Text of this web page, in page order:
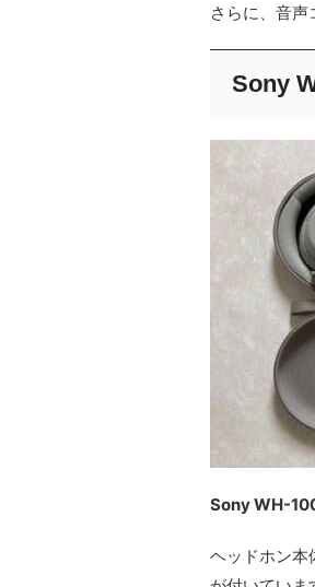
さらに、音声
Sony
Sony WH-
ヘッドホン本